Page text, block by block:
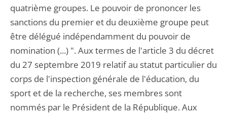
quatrième groupes. Le pouvoir de prononcer les
sanctions du premier et du deuxième groupe peut
être délégué indépendamment du pouvoir de
nomination (...) ". Aux termes de l'article 3 du décret
du 27 septembre 2019 relatif au statut particulier du
corps de l'inspection générale de l'éducation, du
sport et de la recherche, ses membres sont
nommés par le Président de la République. Aux